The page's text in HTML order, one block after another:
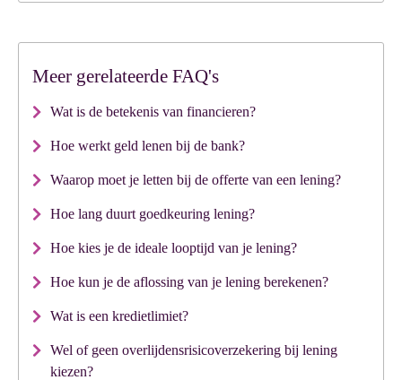
Meer gerelateerde FAQ's
Wat is de betekenis van financieren?
Hoe werkt geld lenen bij de bank?
Waarop moet je letten bij de offerte van een lening?
Hoe lang duurt goedkeuring lening?
Hoe kies je de ideale looptijd van je lening?
Hoe kun je de aflossing van je lening berekenen?
Wat is een kredietlimiet?
Wel of geen overlijdensrisicoverzekering bij lening
kiezen?